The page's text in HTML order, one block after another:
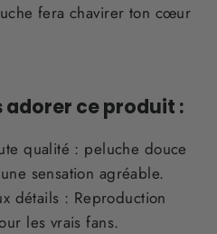
fera chavirer ton cœur
adorer ce produit :
qualité : peluche douce
sensation agréable.
détails : Reproduction
les vrais fans.